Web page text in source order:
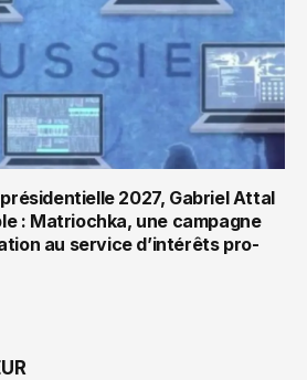
2027, Gabriel Attal
: Matriochka, une campagne
au service d’intérêts pro-